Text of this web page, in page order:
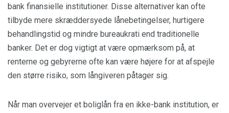
bank finansielle institutioner. Disse alternativer kan ofte
tilbyde mere skræddersyede lånebetingelser, hurtigere
behandlingstid og mindre bureaukrati end traditionelle
banker. Det er dog vigtigt at være opmærksom på, at
renterne og gebyrerne ofte kan være højere for at afspejle
den større risiko, som långiveren påtager sig.
Når man overvejer et boliglån fra en ikke-bank institution, er